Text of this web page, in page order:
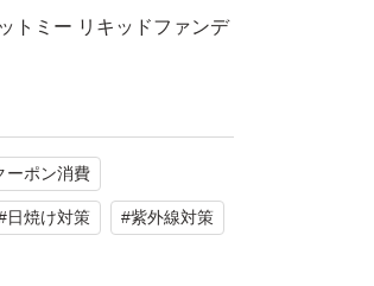
トミー リキッドファンデ
クラシックアイボリー】
目立たないさらさらなマ
ーポン消費
日焼け対策 #紫外線対策